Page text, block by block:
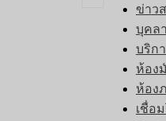
ข่าว
บุคล
บริก
ห้อง
ห้อง
เชื่อ